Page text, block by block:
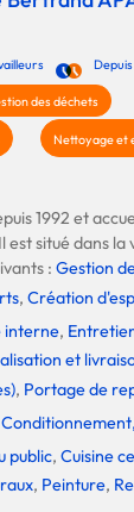
des déchets
Nettoyage et
1992 et
situé dans la
: Gestion
, Création
interne,
et
, Portage de
public, Cuisine
, Peinture,